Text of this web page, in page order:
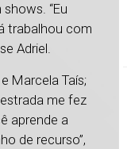
“Eu
trabalhou com
Adriel.
Marcela Taís;
me fez
aprende a
de recurso”,